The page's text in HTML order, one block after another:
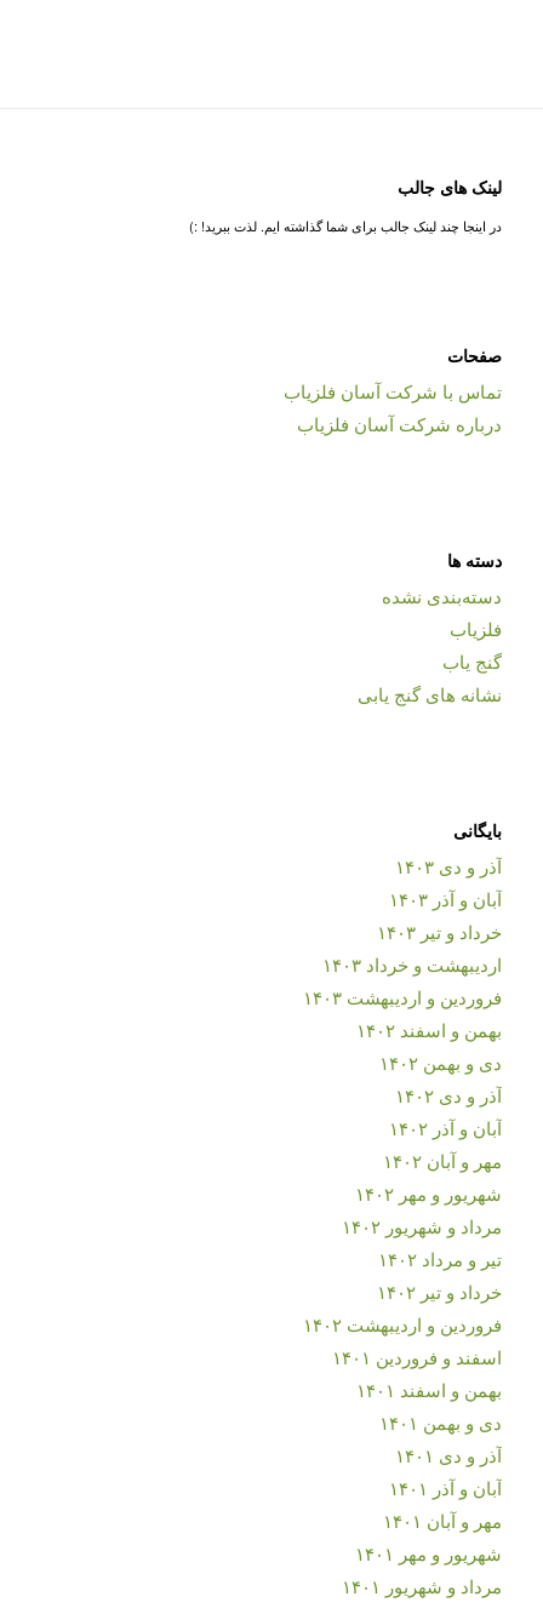
لینک های جالب
در اینجا چند لینک جالب برای شما گذاشته ایم. لذت ببرید! :)
صفحات
تماس با شرکت آسان فلزیاب
درباره شرکت آسان فلزیاب
دسته ها
دسته‌بندی نشده
فلزیاب
گنج یاب
نشانه های گنج یابی
بایگانی
آذر و دی ۱۴۰۳
آبان و آذر ۱۴۰۳
خرداد و تیر ۱۴۰۳
اردیبهشت و خرداد ۱۴۰۳
فروردین و اردیبهشت ۱۴۰۳
بهمن و اسفند ۱۴۰۲
دی و بهمن ۱۴۰۲
آذر و دی ۱۴۰۲
آبان و آذر ۱۴۰۲
مهر و آبان ۱۴۰۲
شهریور و مهر ۱۴۰۲
مرداد و شهریور ۱۴۰۲
تیر و مرداد ۱۴۰۲
خرداد و تیر ۱۴۰۲
فروردین و اردیبهشت ۱۴۰۲
اسفند و فروردین ۱۴۰۱
بهمن و اسفند ۱۴۰۱
دی و بهمن ۱۴۰۱
آذر و دی ۱۴۰۱
آبان و آذر ۱۴۰۱
مهر و آبان ۱۴۰۱
شهریور و مهر ۱۴۰۱
مرداد و شهریور ۱۴۰۱